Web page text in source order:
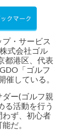
・サービス
式会社ゴル
都港区、代表
「ゴルフ
催している。
ー(ゴルフ親
る活動を行う
わず、初心者
だ。